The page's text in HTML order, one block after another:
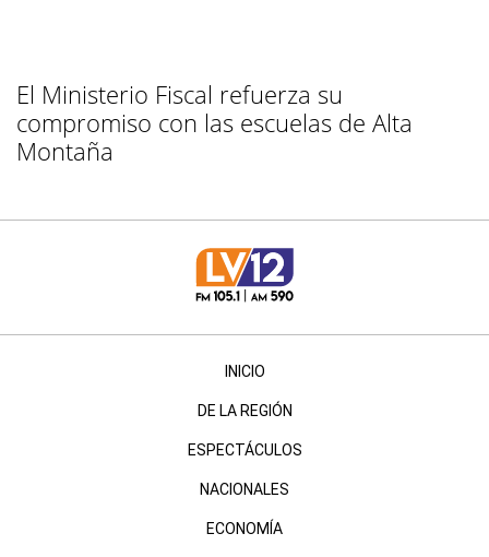
El Ministerio Fiscal refuerza su
compromiso con las escuelas de Alta
Montaña
INICIO
DE LA REGIÓN
ESPECTÁCULOS
NACIONALES
ECONOMÍA